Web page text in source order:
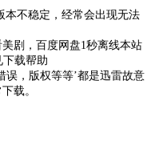
本不稳定，经常会出现无法
剧，百度网盘1秒离线本站
下载帮助
误，版权等等’都是迅雷故意
载。